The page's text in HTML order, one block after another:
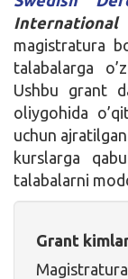
International
magistratura
talabalarga
Ushbu grant
oliygohida
uchun
kurslarga
talabalarni
Grant